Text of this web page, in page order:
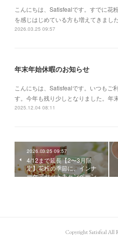
こんにちは、Satisfealです。すでに花
を感じはじめている方も増えてきまし
2026.03.25 09:57
年末年始休暇のお知らせ
こんにちは、Satisfealです。いつもご
す。今年も残り少しとなりました。
2025.12.04 08:11
2026.03.25 09:57
4/12まで延長【2〜3月限
定】花粉の季節に、インナ
ーケアセットキャンペーン
Copyright Satisfeal All